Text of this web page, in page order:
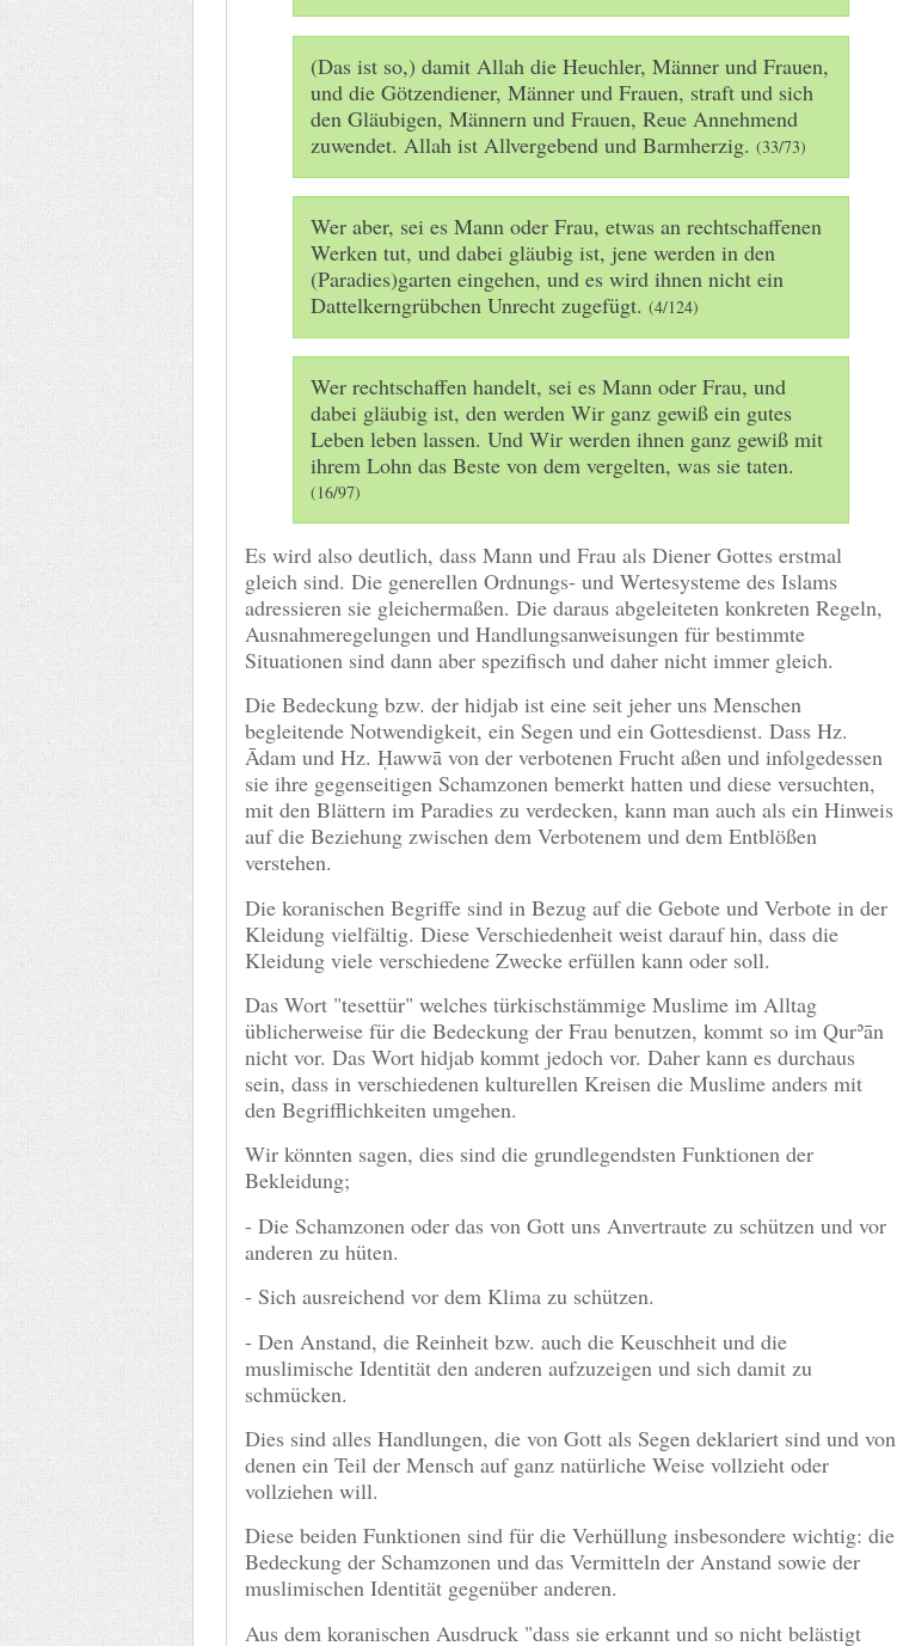
(Das ist so,) damit Allah die Heuchler, Männer und Frauen,
und die Götzendiener, Männer und Frauen, straft und sich
den Gläubigen, Männern und Frauen, Reue Annehmend
zuwendet. Allah ist Allvergebend und Barmherzig. (33/73)
Wer aber, sei es Mann oder Frau, etwas an rechtschaffenen
Werken tut, und dabei gläubig ist, jene werden in den
(Paradies)garten eingehen, und es wird ihnen nicht ein
Dattelkerngrübchen Unrecht zugefügt. (4/124)
Wer rechtschaffen handelt, sei es Mann oder Frau, und
dabei gläubig ist, den werden Wir ganz gewiß ein gutes
Leben leben lassen. Und Wir werden ihnen ganz gewiß mit
ihrem Lohn das Beste von dem vergelten, was sie taten.
(16/97)
Es wird also deutlich, dass Mann und Frau als Diener Gottes erstmal
gleich sind. Die generellen Ordnungs- und Wertesysteme des Islams
adressieren sie gleichermaßen. Die daraus abgeleiteten konkreten Regeln,
Ausnahmeregelungen und Handlungsanweisungen für bestimmte
Situationen sind dann aber spezifisch und daher nicht immer gleich.
Die Bedeckung bzw. der hidjab ist eine seit jeher uns Menschen
begleitende Notwendigkeit, ein Segen und ein Gottesdienst. Dass Hz.
Ādam und Hz. Ḥawwā von der verbotenen Frucht aßen und infolgedessen
sie ihre gegenseitigen Schamzonen bemerkt hatten und diese versuchten,
mit den Blättern im Paradies zu verdecken, kann man auch als ein Hinweis
auf die Beziehung zwischen dem Verbotenem und dem Entblößen
verstehen.
Die koranischen Begriffe sind in Bezug auf die Gebote und Verbote in der
Kleidung vielfältig. Diese Verschiedenheit weist darauf hin, dass die
Kleidung viele verschiedene Zwecke erfüllen kann oder soll.
Das Wort "tesettür" welches türkischstämmige Muslime im Alltag
üblicherweise für die Bedeckung der Frau benutzen, kommt so im Qurʾān
nicht vor. Das Wort hidjab kommt jedoch vor. Daher kann es durchaus
sein, dass in verschiedenen kulturellen Kreisen die Muslime anders mit
den Begrifflichkeiten umgehen.
Wir könnten sagen, dies sind die grundlegendsten Funktionen der
Bekleidung;
- Die Schamzonen oder das von Gott uns Anvertraute zu schützen und vor
anderen zu hüten.
- Sich ausreichend vor dem Klima zu schützen.
- Den Anstand, die Reinheit bzw. auch die Keuschheit und die
muslimische Identität den anderen aufzuzeigen und sich damit zu
schmücken.
Dies sind alles Handlungen, die von Gott als Segen deklariert sind und von
denen ein Teil der Mensch auf ganz natürliche Weise vollzieht oder
vollziehen will.
Diese beiden Funktionen sind für die Verhüllung insbesondere wichtig: die
Bedeckung der Schamzonen und das Vermitteln der Anstand sowie der
muslimischen Identität gegenüber anderen.
Aus dem koranischen Ausdruck "dass sie erkannt und so nicht belästigt